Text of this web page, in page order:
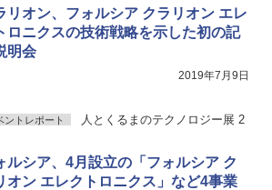
リオン、フォルシア クラリオン エレ
ロニクスの技術戦略を示した初の記
明会
2019年7月9日
ントレポート
人とくるまのテクノロジー展 2
ルシア、4月設立の「フォルシア ク
オン エレクトロニクス」など4事業